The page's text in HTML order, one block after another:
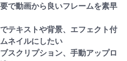
で動画から良いフレームを素早
テキストや背景、エフェクト付
ネイルにしたい
スクリプション、手動アップロ